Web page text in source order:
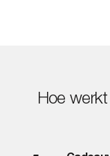
Hoe